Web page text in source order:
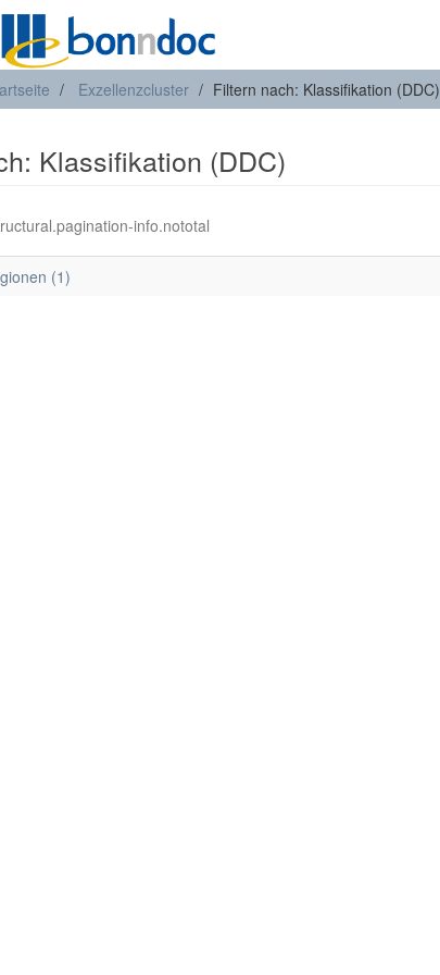
Exzellenzcluster Filtern nach: Klassifikation (DDC)
Klassifikation (DDC)
info.nototal
(1)